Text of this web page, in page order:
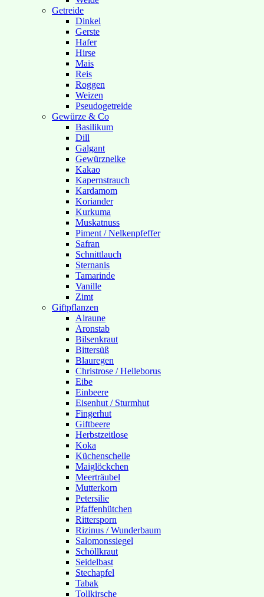
Getreide
Dinkel
Gerste
Hafer
Hirse
Mais
Reis
Roggen
Weizen
Pseudogetreide
Gewürze & Co
Basilikum
Dill
Galgant
Gewürznelke
Kakao
Kapernstrauch
Kardamom
Koriander
Kurkuma
Muskatnuss
Piment / Nelkenpfeffer
Safran
Schnittlauch
Sternanis
Tamarinde
Vanille
Zimt
Giftpflanzen
Alraune
Aronstab
Bilsenkraut
Bittersüß
Blauregen
Christrose / Helleborus
Eibe
Einbeere
Eisenhut / Sturmhut
Fingerhut
Giftbeere
Herbstzeitlose
Koka
Küchenschelle
Maiglöckchen
Meerträubel
Mutterkorn
Petersilie
Pfaffenhütchen
Rittersporn
Rizinus / Wunderbaum
Salomonssiegel
Schöllkraut
Seidelbast
Stechapfel
Tabak
Tollkirsche